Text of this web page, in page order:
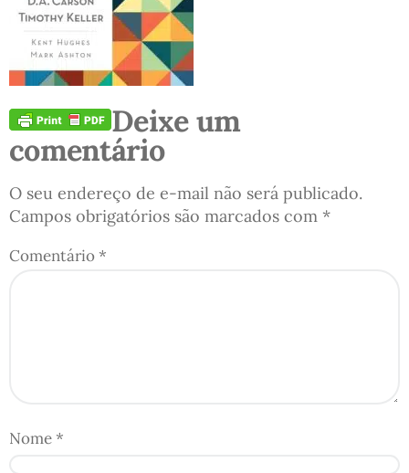
Deixe um
comentário
O seu endereço de e-mail não será publicado.
Campos obrigatórios são marcados com *
Comentário*
Nome*